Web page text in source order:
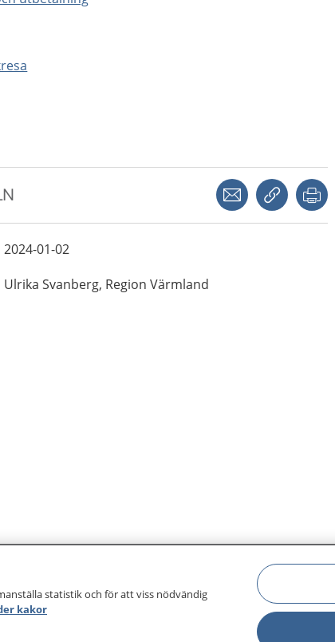
Dela via mejlKopiera
2024-01-02
Ulrika Svanberg, Region Värmland
statistik och för att viss nödvändig
kakor